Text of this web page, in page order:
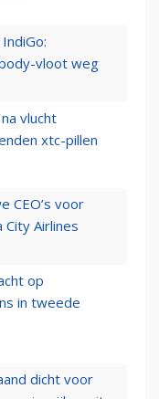
vloot weg
vlucht
xtc-pillen
CEO’s voor
City Airlines
op
in tweede
dicht voor